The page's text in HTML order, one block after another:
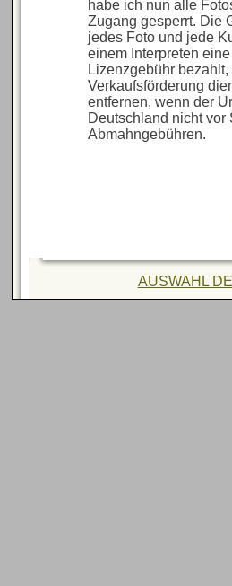
habe ich nun alle
Zugang gesperrt. Die
jedes Foto und jede
einem Interpreten
Lizenzgebühr
Verkaufsförderung
entfernen, wenn der
Deutschland nicht
Abmahngebühren.
AUSWAHL